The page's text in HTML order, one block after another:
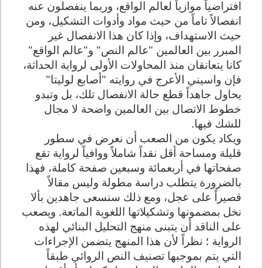
افتراضياً موازياً لعالم الواقع، وربما ينفصلون عنه
انفصالاً تاماً من حيث مواد وأدوات التشكيل، ومن
حيث الاستهداف، وإذا كان هذا الانفصال غير
المبرر بين العالمين "عالم النص" و"عالم الواقع"
كانا يتعانقان منذ المحاولات الأولى لرواية الحداثة،
فإن واسيني الأعرج في روايته "أصابع لوليتا"
يحاول جاهداً قطع حالة الانفصال تلك، بل وتبدو
خطوط الاتصال بين العالمين واضحة لا مجال
للشك فيها.
ويكاد يكون من الصعب أن نعرض في سطور
قليلة ومساحة أقل نقداً شاملاً ووافياً لرواية تقع
صفحاتها في أربعمائة وسبعين صفحة كاملة، فهذا
بالضرورة يتطلب دراسة مطولة وليس مقالاً
قصيراً على عجل، ومع ذلك سنسعى جاهدين بألا
نخل بمضمونها وتشكيلاتها اللغوية الماتعة. ويصعب
على الناقد أن يتبنى منهج التحليل البنائي لهذه
الرواية ؛ نظراً لأن هذا المنهج يتضمن الإجراءات
التي يتم بموجبها تصنيف النص الروائي طبقاً